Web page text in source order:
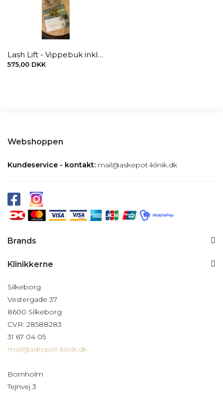
Lash Lift - Vippebuk inkl. farvning af vipperne
575,00 DKK
Webshoppen
Kundeservice - kontakt: mail@askepot-klinik.dk
Brands
Klinikkerne
Silkeborg
Vestergade 37
8600 Silkeborg
CVR: 28588283
31 67 04 05
mail@askepot-klinik.dk
Bornholm
Tejnvej 3